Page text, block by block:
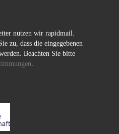
nutzen wir rapidmail.
zu, dass die eingegebenen
Beachten Sie bitte